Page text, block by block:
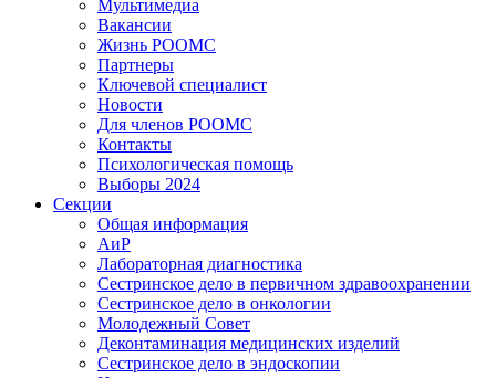
Мультимедиа
Вакансии
Жизнь РООМС
Партнеры
Ключевой специалист
Новости
Для членов РООМС
Контакты
Психологическая помощь
Выборы 2024
Секции
Общая информация
АиР
Лабораторная диагностика
Сестринское дело в первичном здравоохранении
Сестринское дело в онкологии
Молодежный Совет
Деконтаминация медицинских изделий
Сестринское дело в эндоскопии